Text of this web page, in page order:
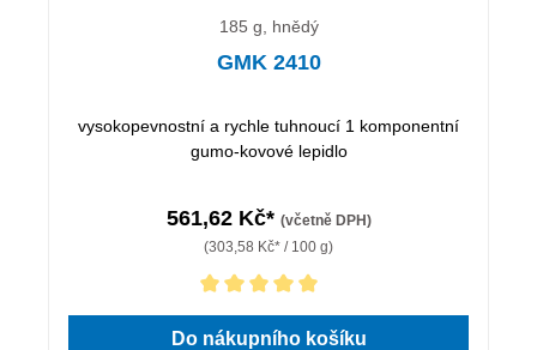
185 g, hnědý
GMK 2410
vysokopevnostní a rychle tuhnoucí 1 komponentní
gumo-kovové lepidlo
561,62 Kč* (včetně DPH)
(303,58 Kč* / 100 g)
Průměrné hodnocení 5 z 5 hvězd
Do nákupního košíku